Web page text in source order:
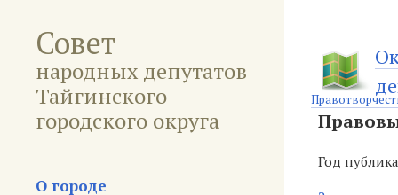
Совет
народных депутатов
Тайгинского
городского округа
О городе
Год